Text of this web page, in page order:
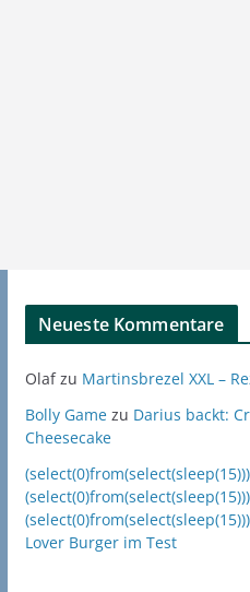
Neueste Kommentare
Olafzu Martinsbrezel XXL –
Bolly Gamezu Darius backt:
Cheesecake
Lover Burger im Test